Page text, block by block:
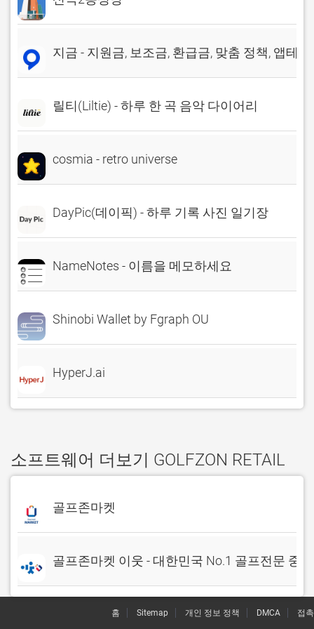
지금 - 지원금, 보조금, 환급금, 맞춤 정책, 앱테크
릴티(Liltie) - 하루 한 곡 음악 다이어리
cosmia - retro universe
DayPic(데이픽) - 하루 기록 사진 일기장
NameNotes - 이름을 메모하세요
Shinobi Wallet by Fgraph OU
HyperJ.ai
소프트웨어 더보기 GOLFZON RETAIL
골프존마켓
골프존마켓 이웃 - 대한민국 No.1 골프전문 중
홈 Sitemap 개인 정보 정책 DMCA 접촉